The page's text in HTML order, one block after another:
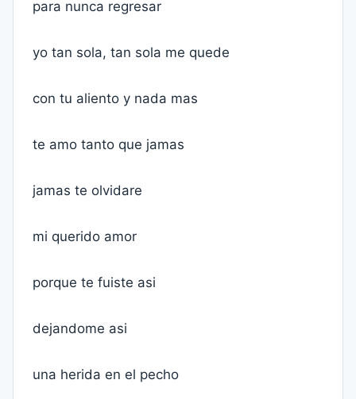
para nunca regresar
yo tan sola, tan sola me quede
con tu aliento y nada mas
te amo tanto que jamas
jamas te olvidare
mi querido amor
porque te fuiste asi
dejandome asi
una herida en el pecho